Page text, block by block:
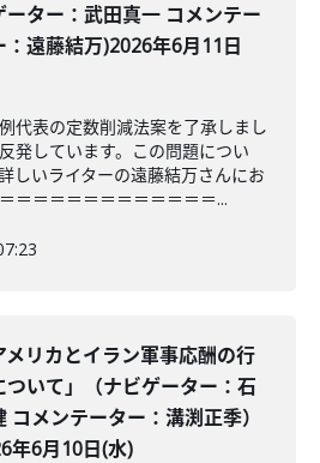
ーター：武田真一 コメンテー
：遠藤結万)2026年6月11日
代表の定数削減法案を了承しまし
発しています。この問題につい
しいライターの遠藤結万さんにお
＝＝＝＝＝＝＝＝＝＝＝＝...
メリカとイラン軍事応酬の行
ついて」（ナビゲーター：石
コメンテーター：溝渕正季）
年6月10日(水)